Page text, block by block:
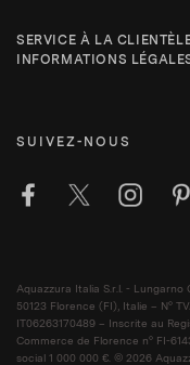
SERVICE À LA
INFORMATIONS
SUIVEZ-NOUS
Aquazzura Italia S.r.l. - Lungarno
50123 Florence (FI), Italie – N°
IT06263170489 – Inscrite au
Commerce de Florence n° FI-
social 1 000 000 €. © 2026